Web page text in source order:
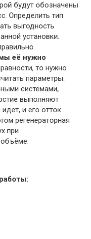
будут обозначены
Определить тип
выгодность
установки.
её нужно
то нужно
параметры.
системами,
выполняют
и его отток
регенераторная
при